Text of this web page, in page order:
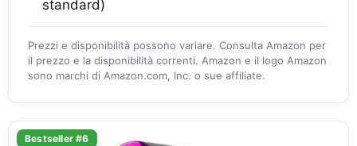
standard)
Prezzi e disponibilità possono variare. Consulta Amazon per
il prezzo e la disponibilità correnti. Amazon e il logo Amazon
sono marchi di Amazon.com, Inc. o sue affiliate.
Bestseller #6